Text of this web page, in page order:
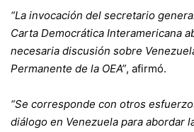
“La invocación del secretario
Carta Democrática Interamericana
necesaria discusión sobre
Permanente de la OEA”, afirmó.
“Se corresponde con otros
diálogo en Venezuela para abordar